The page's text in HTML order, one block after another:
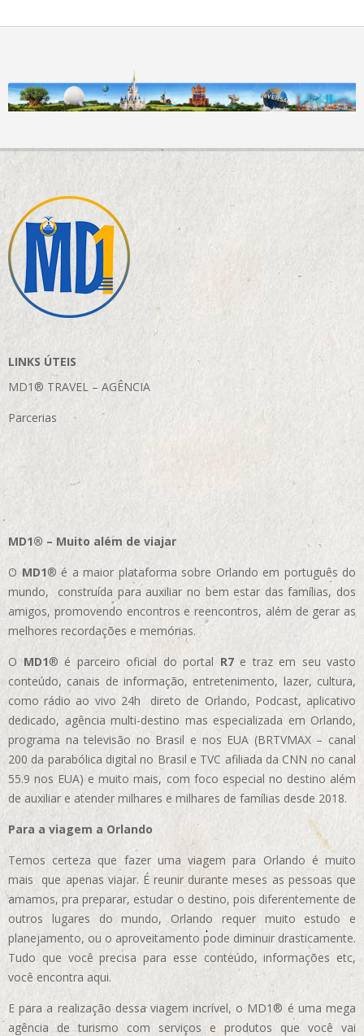
LINKS ÚTEIS
MD1® TRAVEL – AGÊNCIA
Parcerias
MD1® – Muito além de viajar
O MD1® é a maior plataforma sobre Orlando em português do
mundo, construída para auxiliar no bem estar das famílias, dos
amigos, promovendo encontros e reencontros, além de gerar as
melhores recordações e memórias.
OMD1® é parceiro oficial do portal R7e traz em seu vasto
conteúdo, canais de informação, entretenimento, lazer, cultura,
como rádio ao vivo 24h direto de Orlando, Podcast, aplicativo
dedicado, agência multi-destino mas especializada em Orlando,
programa na televisão no Brasil e nos EUA (BRTVMAX – canal
200 da parabólica digital no Brasil e TVC afiliada da CNN no canal
55.9 nos EUA) e muito mais, com foco especial no destino além
de auxiliar e atender milhares e milhares de famílias desde 2018.
Para a viagem a Orlando
Temos certeza que fazer uma viagem para Orlando é muito
mais que apenas viajar. É reunir durante meses as pessoas que
amamos, pra preparar, estudar o destino, pois diferentemente de
outros lugares do mundo, Orlando requer muito estudo e
planejamento, ou o aproveitamento pode diminuir drasticamente.
Tudo que você precisa para esse conteúdo, informações etc,
você encontra aqui.
E para a realização dessa viagem incrível, o MD1® é uma mega
agência de turismo com serviços e produtos que você vai